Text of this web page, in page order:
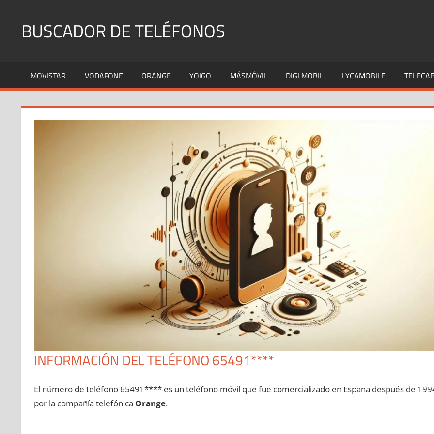
contenidoBUSCADOR DE TELÉFONOS
Fijos
y
MOVISTAR VODAFONE ORANGE YOIGO MÁSMÓVIL DIGI MOBIL LYCAMOBILE
INFORMACIÓN DEL TELÉFONO 65491****
El número dе teléfono 65491**** es un teléfono móvil quе fue comercializado en España después dе
pοr la compañía telefónica Orange.